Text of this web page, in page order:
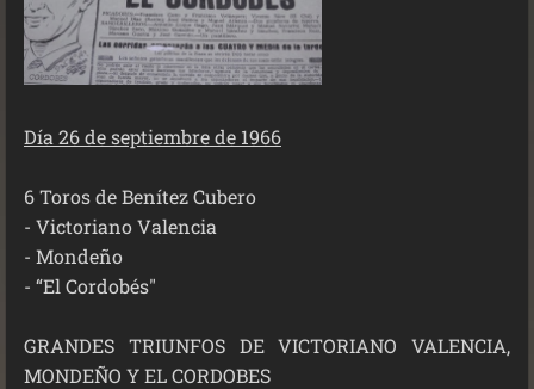
Día 26 de septiembre de 1966
6 Toros de Benítez Cubero
- Victoriano Valencia
- Mondeño
- “El Cordobés"
GRANDES TRIUNFOS DE VICTORIANO VALENCIA,
MONDEÑO Y EL CORDOBES